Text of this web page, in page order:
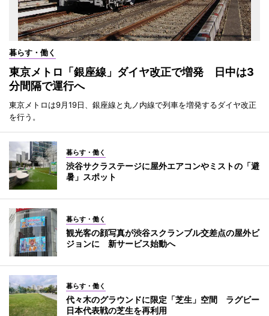
暮らす・働く
東京メトロ「銀座線」ダイヤ改正で増発 日中は3
分間隔で運行へ
東京メトロは9月19日、銀座線と丸ノ内線で列車を増発するダイヤ改正
を行う。
暮らす・働く
渋谷サクラステージに屋外エアコンやミストの「避
暑」スポット
暮らす・働く
観光客の顔写真が渋谷スクランブル交差点の屋外ビ
ジョンに 新サービス始動へ
暮らす・働く
代々木のグラウンドに限定「芝生」空間 ラグビー
日本代表戦の芝生を再利用